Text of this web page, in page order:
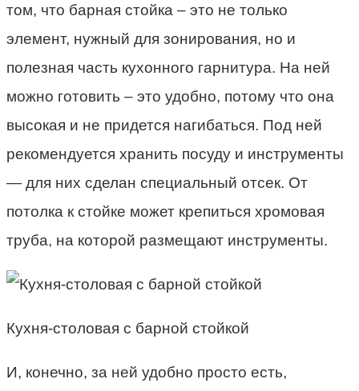
том, что барная стойка – это не только
элемент, нужный для зонирования, но и
полезная часть кухонного гарнитура. На ней
можно готовить – это удобно, потому что она
высокая и не придется нагибаться. Под ней
рекомендуется хранить посуду и инструменты
— для них сделан специальный отсек. От
потолка к стойке может крепиться хромовая
труба, на которой размещают инструменты.
Кухня-столовая с барной стойкой
И, конечно, за ней удобно просто есть,